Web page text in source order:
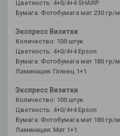
Цветность: 4+0/4+4 SHARP
Бумага: Фотобумага мат 230 гр/м
Экспресс Визитки
Количество: 100 штук
Цветность: 4+0/4+4 Epson
Бумага: Фотобумага мат 180 гр/м
Ламинация: Глянец 1+1
Экспресс Визитки
Количество: 100 штук
Цветность: 4+0/4+4 Epson
Бумага: Фотобумага мат 180 гр/м
Ламинация: Мат 1+1